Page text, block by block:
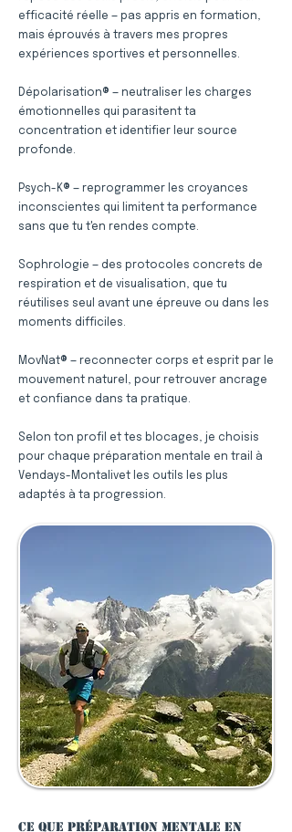
efficacité réelle — pas appris en formation,
mais éprouvés à travers mes propres
expériences sportives et personnelles.
Dépolarisation® — neutraliser les charges
émotionnelles qui parasitent ta
concentration et identifier leur source
profonde.
Psych-K® — reprogrammer les croyances
inconscientes qui limitent ta performance
sans que tu t'en rendes compte.
Sophrologie — des protocoles concrets de
respiration et de visualisation, que tu
réutilises seul avant une épreuve ou dans les
moments difficiles.
MovNat® — reconnecter corps et esprit par le
mouvement naturel, pour retrouver ancrage
et confiance dans ta pratique.
Selon ton profil et tes blocages, je choisis
pour chaque préparation mentale en trail à
Vendays-Montalivet les outils les plus
adaptés à ta progression.
Ce que préparation mentale en